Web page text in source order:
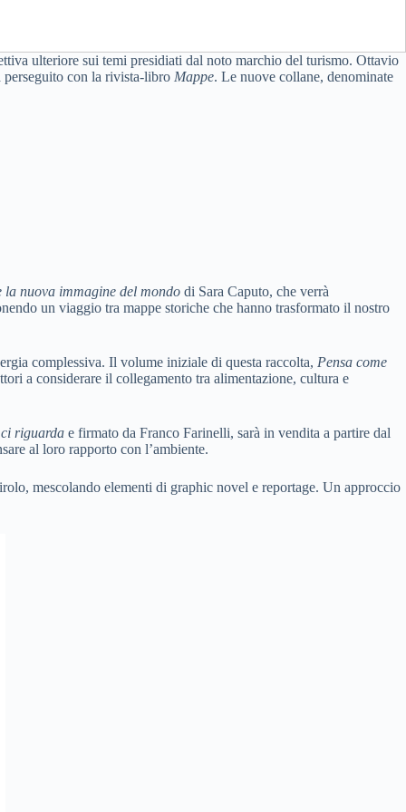
ulteriore sui temi presidiati dal noto marchio del turismo. Ottavio
con la rivista-libro Mappe. Le nuove collane, denominate
nuova immagine del mondo di Sara Caputo, che verrà
un viaggio tra mappe storiche che hanno trasformato il nostro
complessiva. Il volume iniziale di questa raccolta, Pensa come
a considerare il collegamento tra alimentazione, cultura e
riguarda e firmato da Franco Farinelli, sarà in vendita a partire dal
al loro rapporto con l’ambiente.
mescolando elementi di graphic novel e reportage. Un approccio